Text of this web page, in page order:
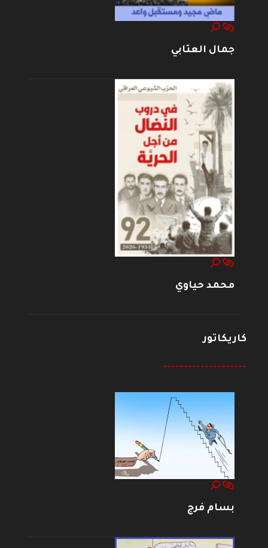
جمال العتابي
محمد حياوي
كاريكاتور
--------------------
بسام فرج